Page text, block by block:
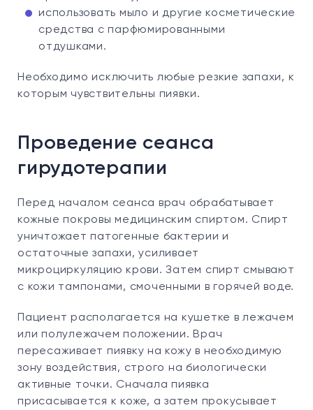
использовать мыло и другие косметические
средства с парфюмированными
отдушками.
Необходимо исключить любые резкие запахи, к
которым чувствительны пиявки.
Проведение сеанса
гирудотерапии
Перед началом сеанса врач обрабатывает
кожные покровы медицинским спиртом. Спирт
уничтожает патогенные бактерии и
остаточные запахи, усиливает
микроциркуляцию крови. Затем спирт смывают
с кожи тампонами, смоченными в горячей воде.
Пациент располагается на кушетке в лежачем
или полулежачем положении. Врач
пересаживает пиявку на кожу в необходимую
зону воздействия, строго на биологически
активные точки. Сначала пиявка
присасывается к коже, а затем прокусывает